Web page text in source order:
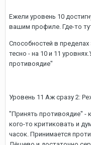
Ежели уровень 10
вашим профиле. Где-то
Способностей в
тесно - на 10 и 11
противоядие"
Уровень 11 Аж сразу 2:
"Принять противоядие" -
кого-то критиковать и
часок. Принимается